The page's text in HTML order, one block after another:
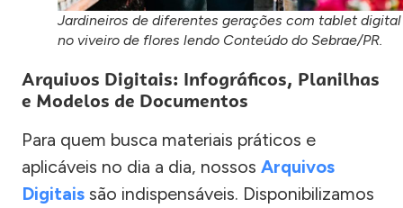
Jardineiros de diferentes gerações com tablet digital
no viveiro de flores lendo Conteúdo do Sebrae/PR.
Arquivos Digitais: Infográficos, Planilhas
e Modelos de Documentos
Para quem busca materiais práticos e
aplicáveis no dia a dia, nossos Arquivos
Digitais são indispensáveis. Disponibilizamos